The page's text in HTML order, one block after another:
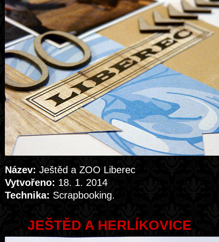
Název: Ještěd a ZOO Liberec
Vytvořeno: 18. 1. 2014
Technika: Scrapbooking.
JEŠTĚD A HERLÍKOVICE